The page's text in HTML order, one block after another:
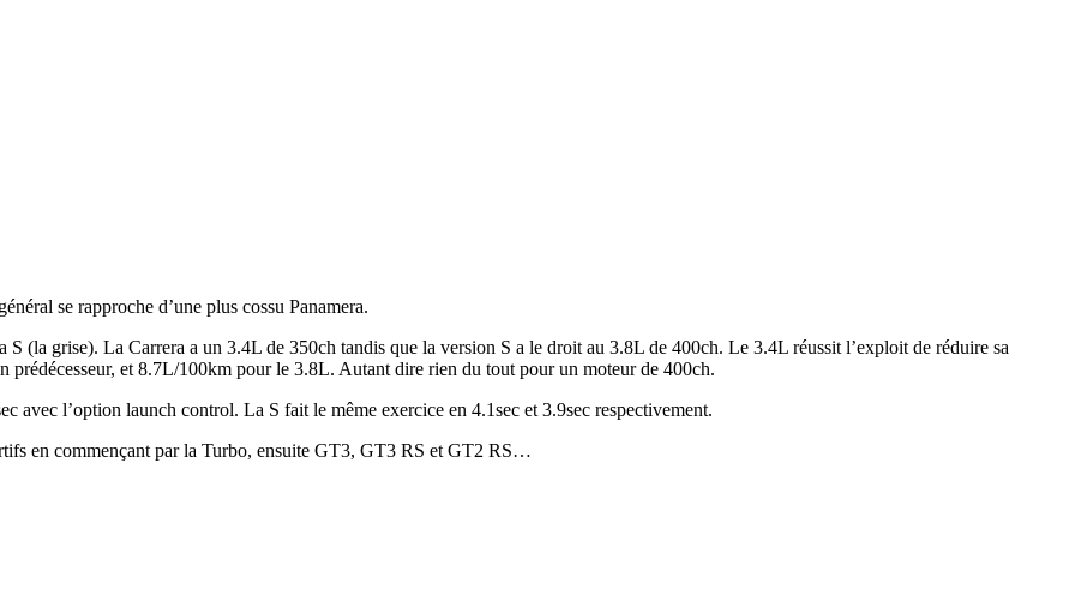
se rapproche d’une plus cossu Panamera.
(la grise). La Carrera a un 3.4L de 350ch tandis que la version S a le droit au 3.8L de 400ch. Le 3.4L réussit l’exploit de réduire sa
et 8.7L/100km pour le 3.8L. Autant dire rien du tout pour un moteur de 400ch.
avec l’option launch control. La S fait le même exercice en 4.1sec et 3.9sec respectivement.
en commençant par la Turbo, ensuite GT3, GT3 RS et GT2 RS…